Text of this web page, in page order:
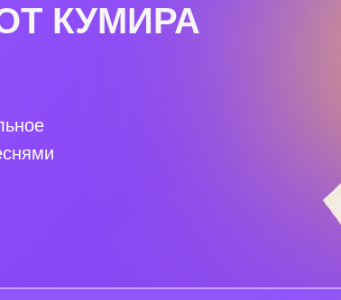
КУМИРА